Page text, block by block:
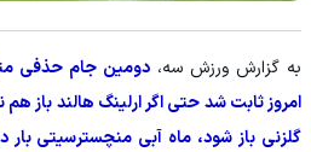
به گزارش ورزش سه، دومین جام حذفی
امروز ثابت شد حتی اگر ارلینگ هالند باز
گلزنی باز شود، ماه آبی منچسترسیتی بار